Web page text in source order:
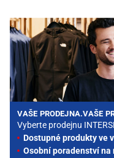
VAŠE PRODEJNA.VAŠE
Vyberte prodejnu
Dostupné produkty ve
Osobní poradenství na